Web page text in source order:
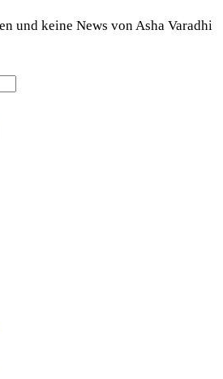
und keine News von Asha Varadhi